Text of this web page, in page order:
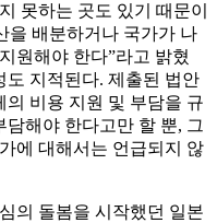
못하는 곳도 있기 때문이
을 배분하거나 국가가 나
원해야 한다”라고 밝혔
도 지적된다. 제출된 법안
비용 지원 및 부담을 규
해야 한다고만 할 뿐, 그
에 대해서는 언급되지 않
의 돌봄을 시작했던 일본